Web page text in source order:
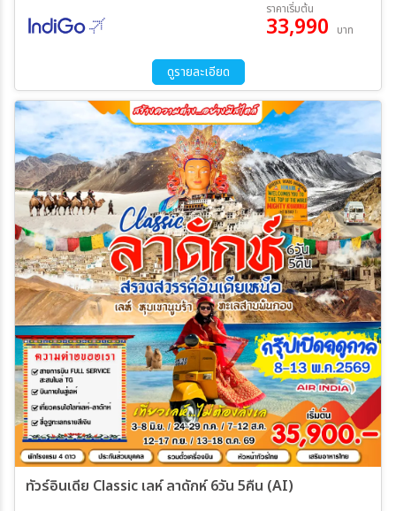
ราคาเริ่มต้น
33,990 บาท
ดูรายละเอียด
ทัวร์อินเดีย Classic เลห์ ลาดักห์ 6วัน 5คืน (AI)